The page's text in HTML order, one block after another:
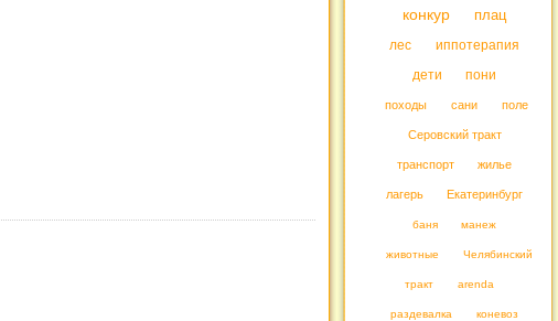
конкур
плац
лес
иппотерапия
дети
пони
походы сани поле
Серовский тракт
транспорт жилье
лагерь Екатеринбург
баня манеж
животные Челябинский
тракт arenda
раздевалка коневоз